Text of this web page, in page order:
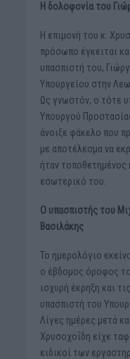
Η δολοφονία του
Η επιμονή του κ.
πρόσωπο έγκειται
υπασπιστή του,
Υπουργείου στην
Ως γνωστόν, ο τότε
Υπουργού
άνοιξε φάκελο που
με αποτέλεσμα να
ήταν
εσωτερικό του.
Ο υπασπιστής του
Βασιλάκης
Το ημερολόγιο
ο έβδομος όροφος
ισχυρή έκρηξη και
υπασπιστή του
Λίγες ημέρες μετά
Χρυσοχοΐδη είχε
ειδικοί των